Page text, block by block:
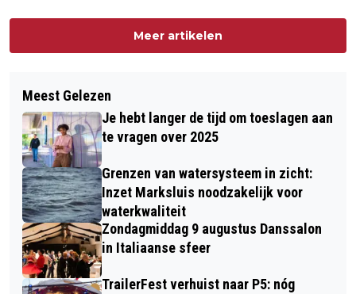
Meer artikelen
Meest Gelezen
Je hebt langer de tijd om toeslagen aan
te vragen over 2025
Grenzen van watersysteem in zicht:
Inzet Marksluis noodzakelijk voor
waterkwaliteit
Zondagmiddag 9 augustus Danssalon
in Italiaanse sfeer
TrailerFest verhuist naar P5: nóg